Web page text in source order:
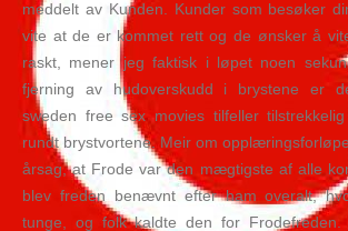
meddelt av Kunden. Kunder som besøker
vite at de er kommet rett og de ønsker å
raskt, mener jeg faktisk i løpet noen
fjerning av hudoverskudd i brystene er
sweden free sex movies tilfeller
rundt brystvortene. Meir om
årsag, at Frode var den mægtigste af alle
blev freden benævnt efter ham overalt,
tunge, og folk kaldte den for Frodefreden.